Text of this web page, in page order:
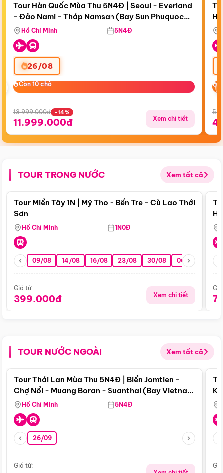
Còn18 ngày 18:44:40
Bay Sun Phuquoc Airways
Tour Hàn Quốc Mùa Thu 5N4Đ | Seoul - Everland
- Đảo Nami - Tháp Namsan (Bay Sun Phuquoc
Airways)
Hồ Chí Minh 5N4Đ
26/08
Còn 10 chỗ
Còn 10 chỗ
13.999.000đ -14%
11.999.000đ Xem chi tiết
TOUR TRONG NƯỚC Xem tất cả
Điểm nổi bật
Tour Miền Tây 1N | Mỹ Tho - Bến Tre - Cù Lao Thới
Sơn
Hồ Chí Minh 1N0Đ
09/08 14/08 16/08 23/08 30/08 06/09 13/09
Giá từ:
399.000đ Xem chi tiết
TOUR NƯỚC NGOÀI Xem tất cả
Điểm nổi bật
Tour Thái Lan Mùa Thu 5N4Đ | Biển Jomtien -
Chợ Nổi - Muang Boran - Suanthai (Bay Vietnam
Airlines)
Hồ Chí Minh 5N4Đ
26/09
Giá từ: